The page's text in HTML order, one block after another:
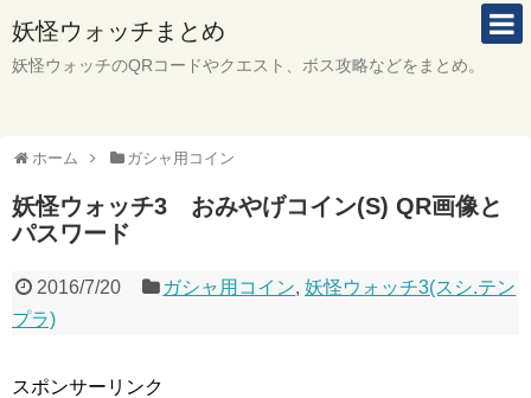
妖怪ウォッチまとめ
妖怪ウォッチのQRコードやクエスト、ボス攻略などをまとめ。
ホーム ガシャ用コイン
妖怪ウォッチ3 おみやげコイン(S) QR画像と
パスワード
2016/7/20 ガシャ用コイン,妖怪ウォッチ3(スシ.テン
プラ)
スポンサーリンク